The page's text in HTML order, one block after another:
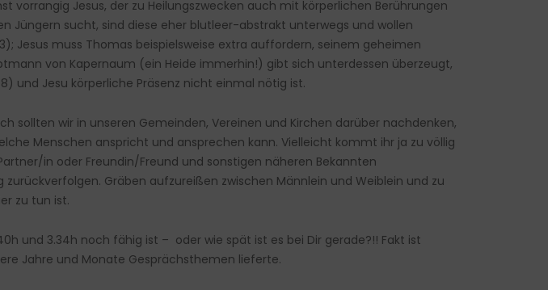
vorrangig Jesus, der zu Heilungszwecken auch mit körperlichen Berührungen
Jüngern sucht, sind diese eher blutleer-abstrakt unterwegs und wollen
Jesus muss Thomas beispielsweise extra auffordern, seinem geheimen
von Kapernaum (ein Heide immerhin!) gibt sich unterdessen überzeugt,
und Jesu körperliche Präsenz nicht einmal nötig ist.
sollten wir in unseren Gemeinden, Vereinen und Kirchen darüber nachdenken,
Menschen anspricht und ansprechen kann. Vielleicht kommt ihr ja zu völlig
in oder Freundin/Freund und sonstigen näheren Bekannten
Gräben aufzureißen zwischen Männlein und Weiblein und zu
zu tun ist.
und 3.34h noch fähig ist – oder wie spät ist es bei Dir gerade?!! Fakt ist
Jahre und Monate Gesprächsthemen lieferte.